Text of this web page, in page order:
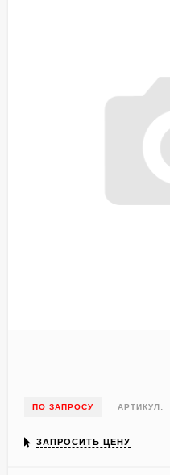
ПО ЗАПРОСУ АРТИКУЛ:
ЗАПРОСИТЬ ЦЕНУ